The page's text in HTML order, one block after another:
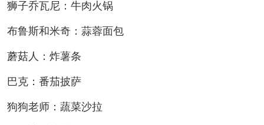
狮子乔瓦尼：牛肉火锅
布鲁斯和米奇：蒜蓉面包
蘑菇人：炸薯条
巴克：番茄披萨
狗狗老师：蔬菜沙拉